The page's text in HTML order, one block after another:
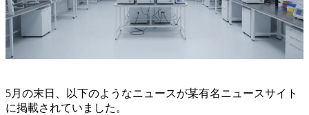
5月の末日、以下のようなニュースが某有名ニュースサイト
に掲載されていました。